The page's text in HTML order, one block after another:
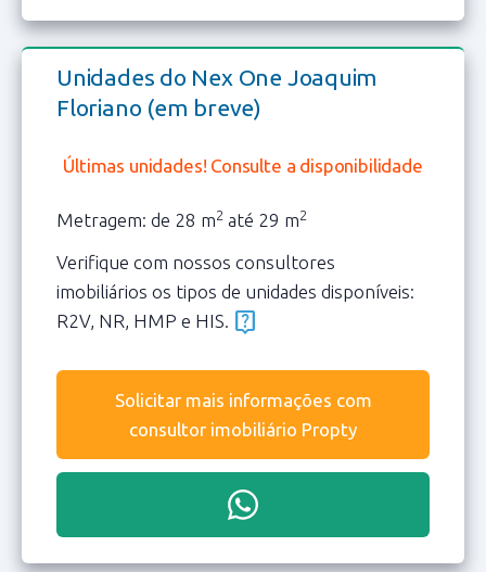
Unidades do Nex One Joaquim
Floriano (em breve)
Últimas unidades! Consulte a disponibilidade
Metragem: de 28 m2 até 29 m2
Verifique com nossos consultores
imobiliários os tipos de unidades disponíveis:
R2V, NR, HMP e HIS. live_help
Solicitar mais informações com
consultor imobiliário Propty